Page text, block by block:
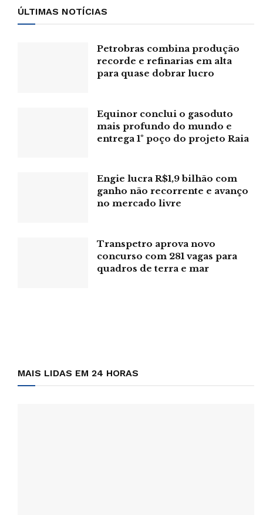
Ampla Concorrência, 2.120 às pessoas autodeclaradas
A remuneração é de R$ 2.676,24, e as atribuições
envolvem coleta de dados estatísticos em domicílios e
estabelecimentos, o apoio a levantamentos geográficos e
sistemas eletrônicos e a elaboração de relatórios.
Já para Supervisor de Coleta e Qualidade (SCQ), são
autodeclaradas pretas ou pardas (25%), 33 às indígenas
(3%), 22 aos quilombolas (2%) e 55 às pessoas com
de coleta, a supervisão das equipes e da qualidade dos
dados, a avaliação técnica dos questionários e a
elaboração de relatórios. Para serem contratados nesta
ÚLTIMAS NOTÍCIAS
Petrobras combina produção
recorde e refinarias em alta
para quase dobrar lucro
Equinor conclui o gasoduto
mais profundo do mundo e
entrega 1º poço do projeto Raia
Engie lucra R$1,9 bilhão com
ganho não recorrente e avanço
no mercado livre
Transpetro aprova novo
concurso com 281 vagas para
quadros de terra e mar
MAIS LIDAS EM 24 HORAS